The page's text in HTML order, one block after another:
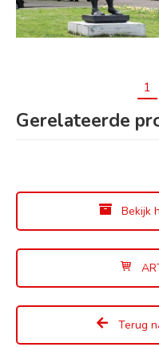
1
Gerelateerde
Bekijk
Terug